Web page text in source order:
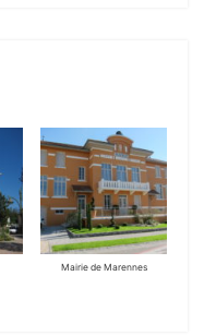
Mairie de Marennes